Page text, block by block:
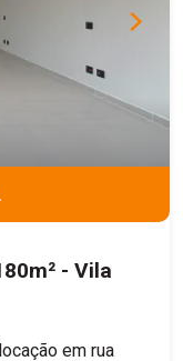
- Vila
em rua